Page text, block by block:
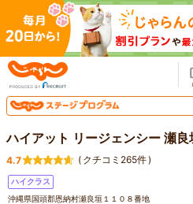
ハイアット リージェンシー 瀬
4.7 ( クチコミ265件)
ハイクラス
沖縄県国頭郡恩納村瀬良垣１１０８番地